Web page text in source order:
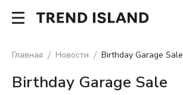
Главная Новости Birthday Garage Sale
Birthday Garage Sale